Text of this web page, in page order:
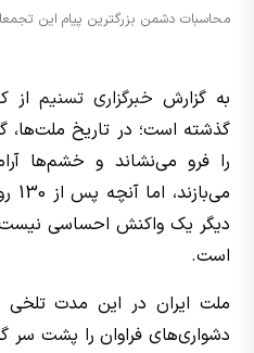
محاسبات دشمن بزرگترین پیام این
به گزارش خبرگزاری تسنیم
گذشته است؛ در تاریخ ملت‌ها،
را فرو می‌نشاند و خشم‌ها
دیگر یک واکنش احساسی
است.
ملت ایران در این مدت تلخی
دشواری‌های فراوان را پشت سر